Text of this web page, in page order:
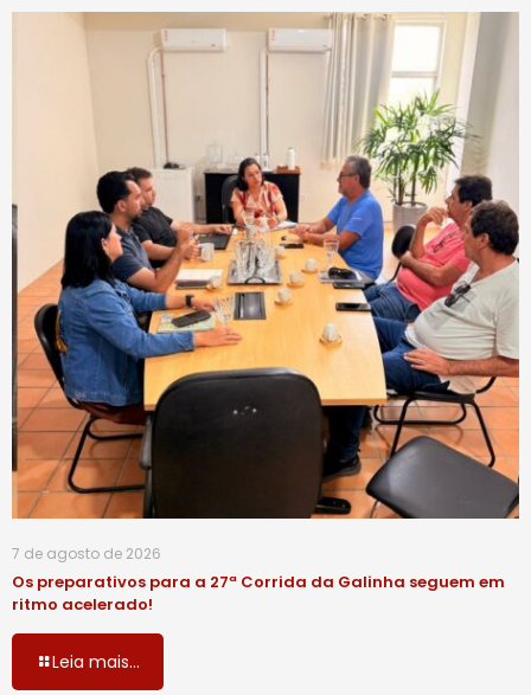
7 de agosto de 2026
Os preparativos para a 27ª Corrida da Galinha seguem em
ritmo acelerado!
Leia mais...